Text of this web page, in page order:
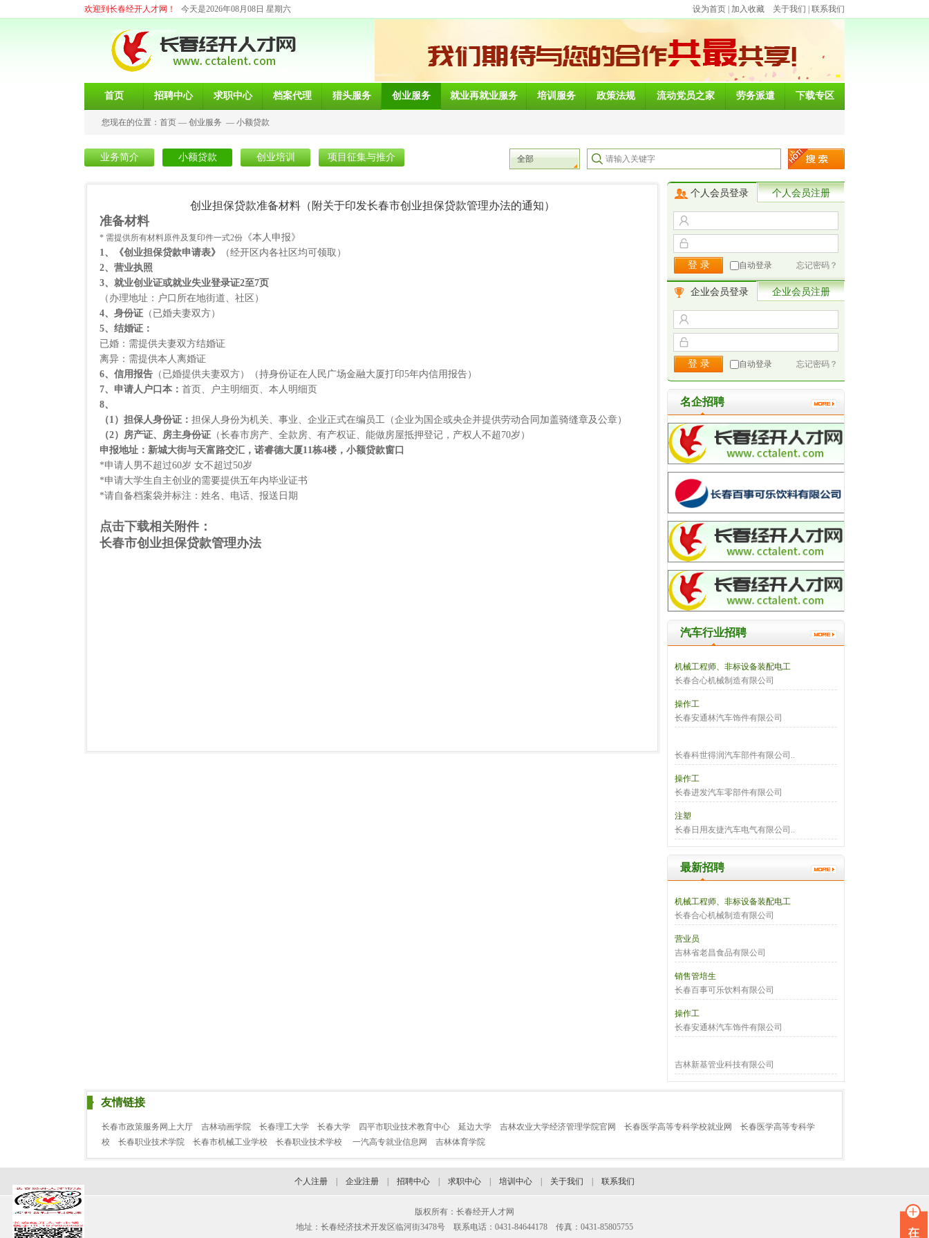
欢迎到长春经开人才网！ 今天是2026年08月08日 星期六 设为首页 加入收藏 关于我们 联系我们
首页 招聘中心 求职中心 档案代理 猎头服务 创业服务 就业再就业服务 培训服务 政策法规 流动党员之家 劳务派遣 下载专区
您现在的位置： 首页 — 创业服务 — 小额贷款
业务简介 小额贷款 创业培训 项目征集与推介 全部
创业担保贷款准备材料（附关于印发长春市创业担保贷款管理办法的通知）
准备材料
* 需提供所有材料原件及复印件一式2份 《本人申报》
1、《创业担保贷款申请表》
（经开区内各社区均可领取）
2、营业执照
3、就业创业证或就业失业登录证2至7页
（办理地址：户口所在地街道、社区）
4、身份证 （已婚夫妻双方）
5、结婚证：
已婚：需提供夫妻双方结婚证
离异：需提供本人离婚证
6、信用报告 （已婚提供夫妻双方）（持身份证在人民广场金融大厦打印5年内信用报告）
7、申请人户口本： 首页、户主明细页、本人明细页
8、
（1）担保人身份证： 担保人身份为机关、事业、企业正式在编员工（企业为国企或央企并提供劳动合同加盖骑缝章及公章）
（2）房产证、房主身份证 （长春市房产、全款房、有产权证、能做房屋抵押登记，产权人不超 70岁）
申报地址：新城大街与天富路交汇，诺睿德大厦11栋4楼，小额贷款窗口
*申请人男不超过60岁 女不超过50岁
*申请大学生自主创业的需要提供五年内毕业证书
*请自备档案袋并标注：姓名、电话、报送日期
点击下载相关附件：
长春市创业担保贷款管理办法
个人会员登录 个人会员注册
自动登录 忘记密码？
企业会员登录 企业会员注册
自动登录 忘记密码？
名企招聘
汽车行业招聘
机械工程师、非标设备装配电工
长春合心机械制造有限公司
操作工
长春安通林汽车饰件有限公司
长春科世得润汽车部件有限公司..
操作工
长春进发汽车零部件有限公司
注塑
长春日用友捷汽车电气有限公司..
最新招聘
机械工程师、非标设备装配电工
长春合心机械制造有限公司
营业员
吉林省老昌食品有限公司
销售管培生
长春百事可乐饮料有限公司
操作工
长春安通林汽车饰件有限公司
吉林新基管业科技有限公司
友情链接
长春市政策服务网上大厅 吉林动画学院 长春理工大学 长春大学 四平市职业技术教育中心 延边大学 吉林农业大学经济管理学院官网 长春医学高等专科学校就业网
长春医学高等专科学
校
长春职业技术学院 长春市机械工业学校 长春职业技术学校 一汽高专就业信息网 吉林体育学院
个人注册 企业注册 招聘中心 求职中心 培训中心 关于我们 联系我们
版权所有：长春经开人才网
地址：长春经济技术开发区临河街3478号 联系电话：0431-84644178 传真：0431-85805755